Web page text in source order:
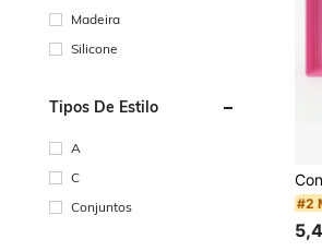
Madeira
Silicone
Tipos De Estilo
A
C
Conjuntos
#2